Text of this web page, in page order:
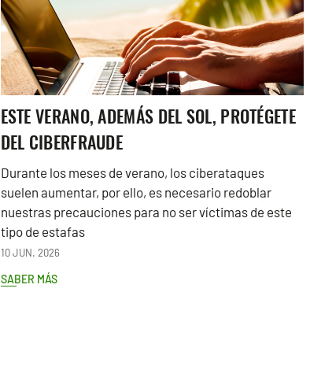
ESTE VERANO, ADEMÁS DEL SOL, PROTÉGETE
DEL CIBERFRAUDE
Durante los meses de verano, los ciberataques
suelen aumentar, por ello, es necesario redoblar
nuestras precauciones para no ser víctimas de este
tipo de estafas
10 JUN. 2026
SABER MÁS